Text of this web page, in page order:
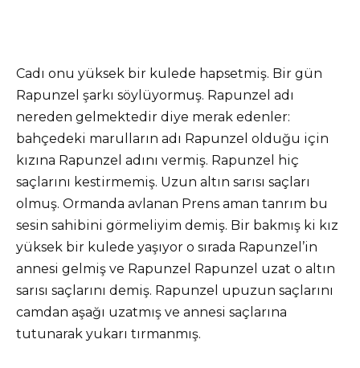
Cadı onu yüksek bir kulede hapsetmiş. Bir gün
Rapunzel şarkı söylüyormuş. Rapunzel adı
nereden gelmektedir diye merak edenler:
bahçedeki marulların adı Rapunzel olduğu için
kızına Rapunzel adını vermiş. Rapunzel hiç
saçlarını kestirmemiş. Uzun altın sarısı saçları
olmuş. Ormanda avlanan Prens aman tanrım bu
sesin sahibini görmeliyim demiş. Bir bakmış ki kız
yüksek bir kulede yaşıyor o sırada Rapunzel’in
annesi gelmiş ve Rapunzel Rapunzel uzat o altın
sarısı saçlarını demiş. Rapunzel upuzun saçlarını
camdan aşağı uzatmış ve annesi saçlarına
tutunarak yukarı tırmanmış.